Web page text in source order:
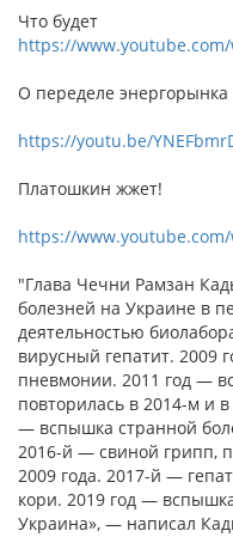
Что будет
https://www.youtube.com/
О переделе энергорынка
https://youtu.be/
Платошкин жжет!
https://www.youtube.com/
"Глава Чечни Рамзан
болезней на Украине в
деятельностью
вирусный гепатит. 2009
пневмонии. 2011 год —
повторилась в 2014-м и
— вспышка странной
2016-й — свиной грипп,
2009 года. 2017-й —
кори. 2019 год —
Украина», — написал